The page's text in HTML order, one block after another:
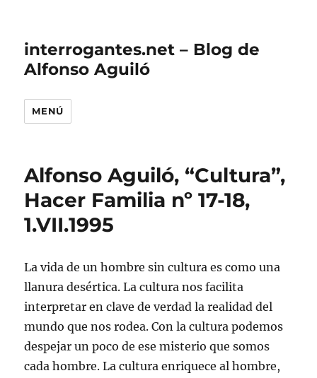
interrogantes.net – Blog de
Alfonso Aguiló
MENÚ
Alfonso Aguiló, “Cultura”,
Hacer Familia nº 17-18,
1.VII.1995
La vida de un hombre sin cultura es como una
llanura desértica. La cultura nos facilita
interpretar en clave de verdad la realidad del
mundo que nos rodea. Con la cultura podemos
despejar un poco de ese misterio que somos
cada hombre. La cultura enriquece al hombre,